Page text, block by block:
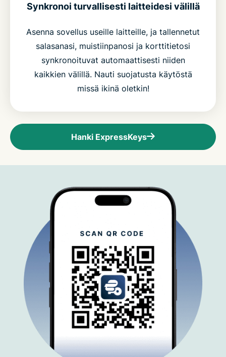
Synkronoi turvallisesti laitteidesi välillä
Asenna sovellus useille laitteille, ja tallennetut
salasanasi, muistiinpanosi ja korttitietosi
synkronoituvat automaattisesti niiden
kaikkien välillä. Nauti suojatusta käytöstä
missä ikinä oletkin!
Hanki ExpressKeys